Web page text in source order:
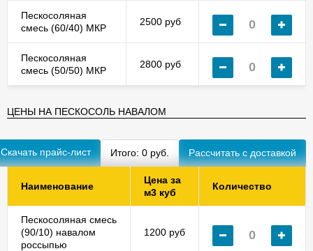
Пескосоляная
смесь (60/40) МКР
2500 руб
Пескосоляная
смесь (50/50) МКР
2800 руб
ЦЕНЫ НА ПЕСКОСОЛЬ НАВАЛОМ
Скачать прайс-лист Итого: 0 руб.
Наименование
Цена за
м3 куб
Количество
Пескосоляная смесь
(90/10) навалом
россыпью
1200 руб